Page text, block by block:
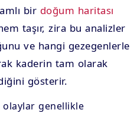
bir doğum haritası
taşır, zira bu analizler
ve hangi gezegenlerle
kaderin tam olarak
gösterir.
olaylar genellikle